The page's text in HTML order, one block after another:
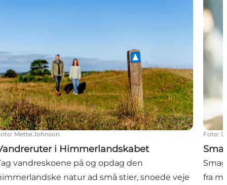
: Mette Johnson
i Himmerlandskabet
vandreskoene på og opdag den
natur ad små stier, snoede veje
Foto:
fra